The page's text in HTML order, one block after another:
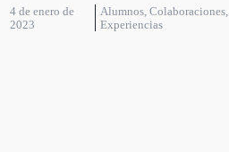
4 de enero de
2023
Alumnos,Colaboraciones,
Experiencias